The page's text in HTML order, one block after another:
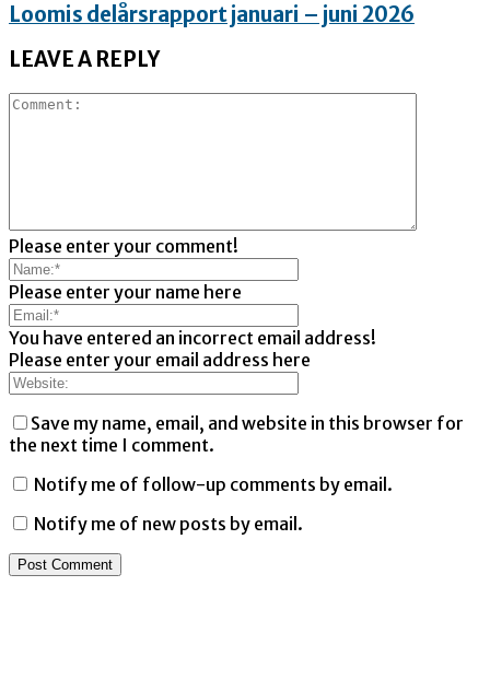
Loomis delårsrapport januari – juni 2026
LEAVE A REPLY
Please enter your comment!
Please enter your name here
You have entered an incorrect email address!
Please enter your email address here
Save my name, email, and website in this browser for
the next time I comment.
Notify me of follow-up comments by email.
Notify me of new posts by email.